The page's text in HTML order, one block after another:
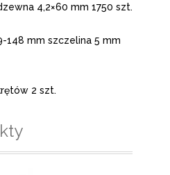
4,2×60 mm 1750 szt.
148 mm szczelina 5 mm
2 szt.